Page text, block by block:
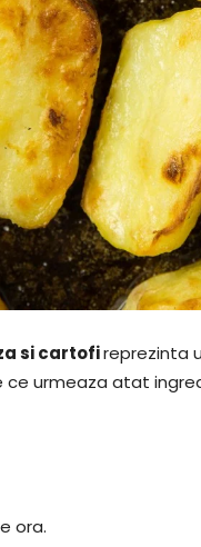
si cartofireprezinta
ce urmeaza atat
ora.